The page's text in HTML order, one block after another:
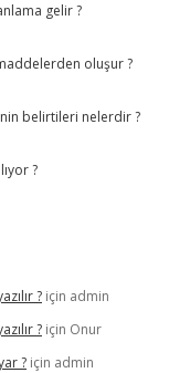
gelir ?
oluşur ?
belirtileri nelerdir ?
?
? için admin
? için Onur
? için admin